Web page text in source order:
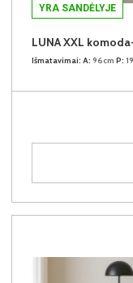
YRA SANDĖLYJE
LUNA XXL
Išmatavimai: A: 96cm P: